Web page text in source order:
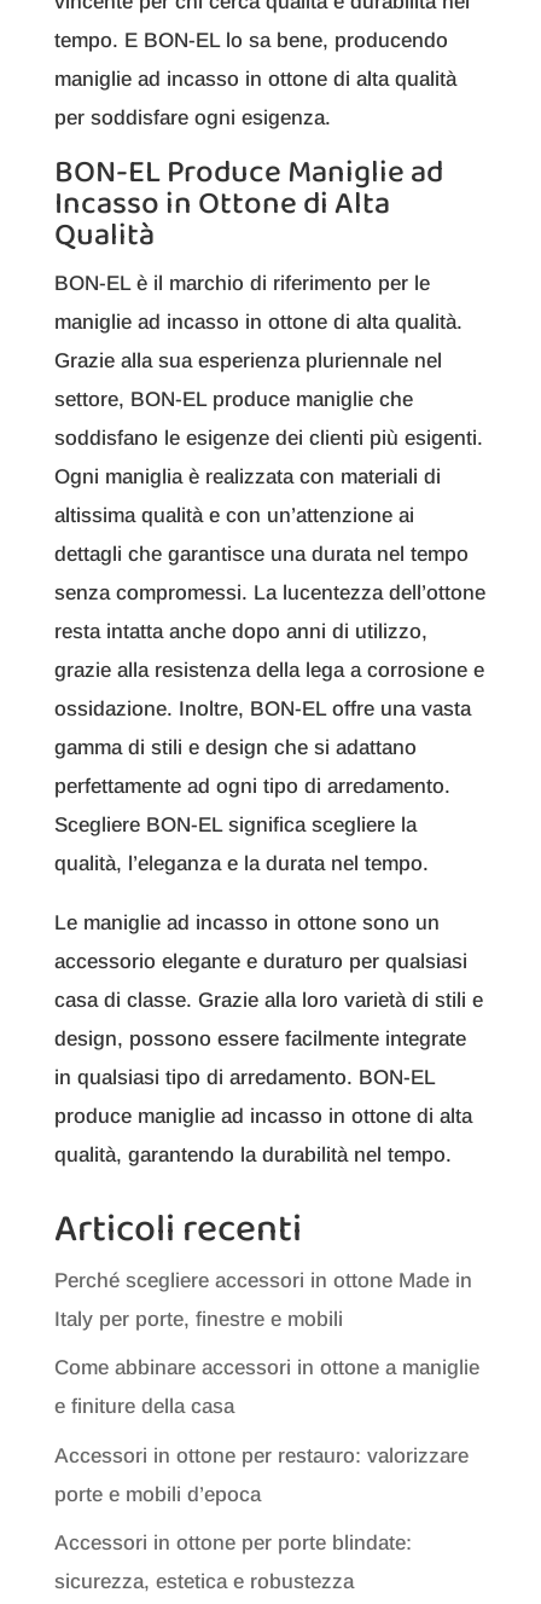
tempo. E BON-EL lo sa bene, producendo
maniglie ad incasso in ottone di alta qualità
per soddisfare ogni esigenza.
BON-EL Produce Maniglie ad
Incasso in Ottone di Alta
Qualità
BON-EL è il marchio di riferimento per le
maniglie ad incasso in ottone di alta qualità.
Grazie alla sua esperienza pluriennale nel
settore, BON-EL produce maniglie che
soddisfano le esigenze dei clienti più esigenti.
Ogni maniglia è realizzata con materiali di
altissima qualità e con un’attenzione ai
dettagli che garantisce una durata nel tempo
senza compromessi. La lucentezza dell’ottone
resta intatta anche dopo anni di utilizzo,
grazie alla resistenza della lega a corrosione e
ossidazione. Inoltre, BON-EL offre una vasta
gamma di stili e design che si adattano
perfettamente ad ogni tipo di arredamento.
Scegliere BON-EL significa scegliere la
qualità, l’eleganza e la durata nel tempo.
Le maniglie ad incasso in ottone sono un
accessorio elegante e duraturo per qualsiasi
casa di classe. Grazie alla loro varietà di stili e
design, possono essere facilmente integrate
in qualsiasi tipo di arredamento. BON-EL
produce maniglie ad incasso in ottone di alta
qualità, garantendo la durabilità nel tempo.
Articoli recenti
Perché scegliere accessori in ottone Made in
Italy per porte, finestre e mobili
Come abbinare accessori in ottone a maniglie
e finiture della casa
Accessori in ottone per restauro: valorizzare
porte e mobili d’epoca
Accessori in ottone per porte blindate:
sicurezza, estetica e robustezza